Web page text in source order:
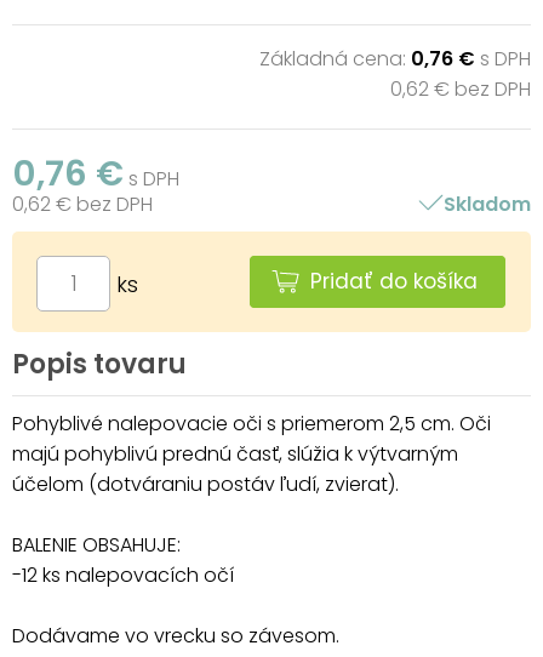
Základná cena: 0,76 € s DPH
0,62 € bez DPH
0,76 € s DPH
0,62 € bez DPH
Skladom
ks Pridať do košíka
Popis tovaru
Pohyblivé nalepovacie oči s priemerom 2,5 cm. Oči
majú pohyblivú prednú časť, slúžia k výtvarným
účelom (dotváraniu postáv ľudí, zvierat).
BALENIE OBSAHUJE:
-12 ks nalepovacích očí
Dodávame vo vrecku so závesom.